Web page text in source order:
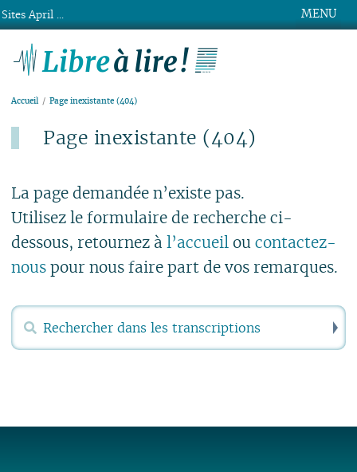
MENU
Accueil Page inexistante (404)
Page inexistante (404)
La page demandée n’existe pas.
Utilisez le formulaire de recherche ci-
dessous, retournez àl’accueil oucontactez-
nous pour nous faire part de vos remarques.
Rechercher :
Sites April ...